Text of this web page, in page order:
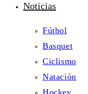
Noticias
Fútbol
Basquet
Ciclismo
Natación
Hockey